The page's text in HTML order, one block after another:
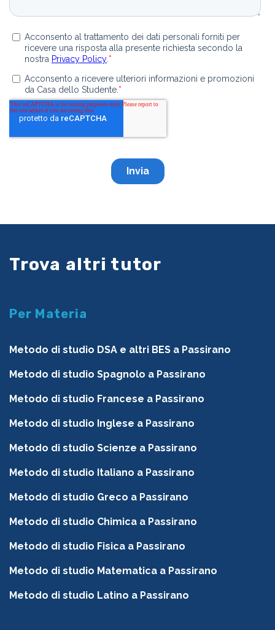
Trova altri tutor
Per Materia
Metodo di studio DSA e altri BES a Passirano
Metodo di studio Spagnolo a Passirano
Metodo di studio Francese a Passirano
Metodo di studio Inglese a Passirano
Metodo di studio Scienze a Passirano
Metodo di studio Italiano a Passirano
Metodo di studio Greco a Passirano
Metodo di studio Chimica a Passirano
Metodo di studio Fisica a Passirano
Metodo di studio Matematica a Passirano
Metodo di studio Latino a Passirano